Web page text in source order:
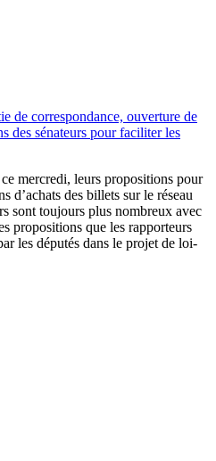
de correspondance, ouverture de
des sénateurs pour faciliter les
mercredi, leurs propositions pour
d’achats des billets sur le réseau
sont toujours plus nombreux avec
propositions que les rapporteurs
les députés dans le projet de loi-